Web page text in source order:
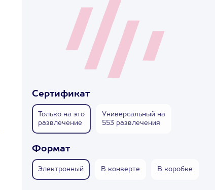
Сертификат
Только на это
развлечение
Универсальный на
553 развлечения
Формат
Электронный В конверте В коробке